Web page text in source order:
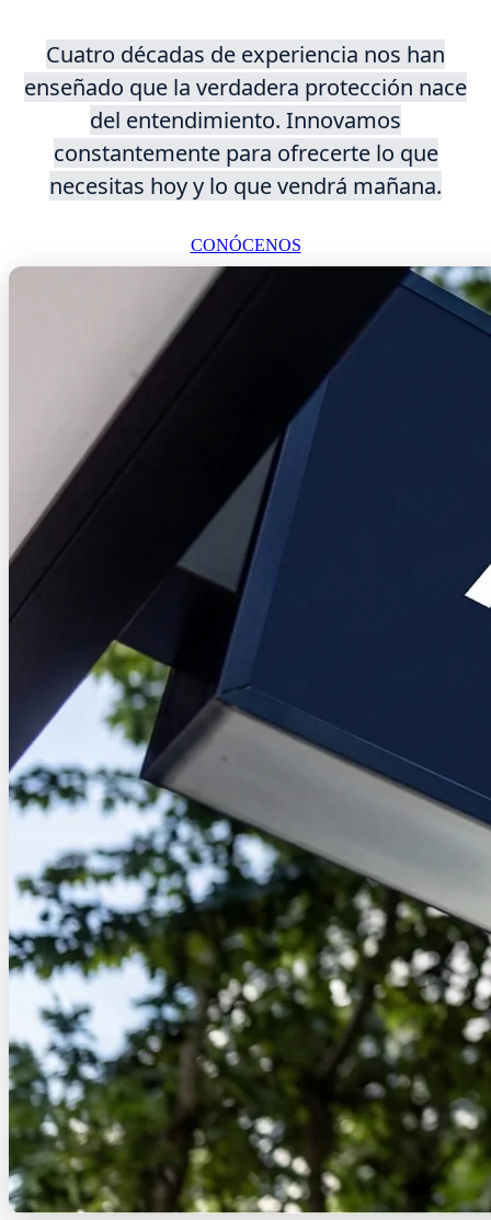
Cuatro décadas de experiencia nos han
enseñado que la verdadera protección nace
del entendimiento. Innovamos
constantemente para ofrecerte lo que
necesitas hoy y lo que vendrá mañana.
CONÓCENOS